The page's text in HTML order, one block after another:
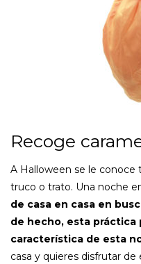
Recoge
A Halloween se le conoce
truco o trato. Una noche
de casa en casa en
de hecho, esta práctica
característica de esta
casa y quieres disfrutar